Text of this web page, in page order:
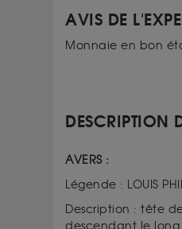
AVIS DE
Monnaie en bon
DESCRIPTION
AVERS :
Légende : LOUIS
Description : tête
descendant le